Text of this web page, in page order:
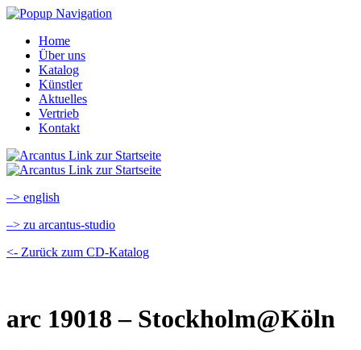
Home
Über uns
Katalog
Künstler
Aktuelles
Vertrieb
Kontakt
–> english
–> zu arcantus-studio
<- Zurück zum CD-Katalog
arc 19018 – Stockholm@Köln